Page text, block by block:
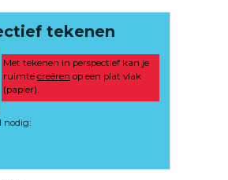
tekenen
Met tekenen in perspectief kan je
ruimte creëren op een plat vlak
(papier).
nodig: